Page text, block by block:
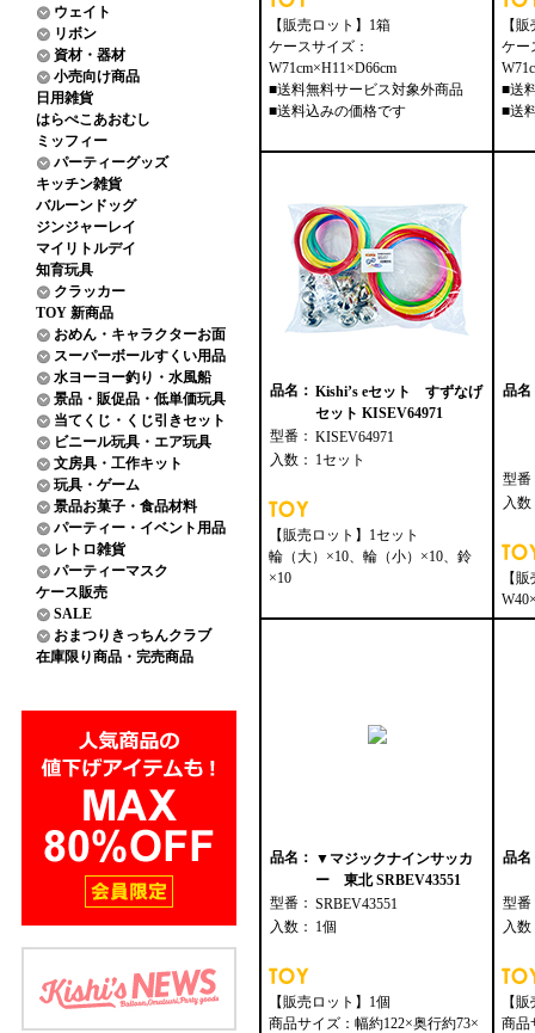
ウェイト
リボン
資材・器材
小売向け商品
日用雑貨
はらぺこあおむし
ミッフィー
パーティーグッズ
キッチン雑貨
バルーンドッグ
ジンジャーレイ
マイリトルデイ
知育玩具
クラッカー
TOY 新商品
おめん・キャラクターお面
スーパーボールすくい用品
水ヨーヨー釣り・水風船
景品・販促品・低単価玩具
当てくじ・くじ引きセット
ビニール玩具・エア玩具
文房具・工作キット
玩具・ゲーム
景品お菓子・食品材料
パーティー・イベント用品
レトロ雑貨
パーティーマスク
ケース販売
SALE
おまつりきっちんクラブ
在庫限り商品・完売商品
【販売ロット】1箱
ケースサイズ：
W71cm×H11×D66cm
■送料無料サービス対象外商品
■送料込みの価格です
【
ケー
■送
■送
品名： Kishi’s eセット すずなげ
セット KISEV64971
型番： KISEV64971
入数： 1セット
【販売ロット】1セット
輪（大）×10、輪（小）×10、鈴
×10
品名
型番
入数
【
品名： ▼マジックナインサッカ
ー 東北 SRBEV43551
型番： SRBEV43551
入数： 1個
【販売ロット】1個
商品サイズ：幅約122×奥行約73×
品名
型番
入数
【
商品